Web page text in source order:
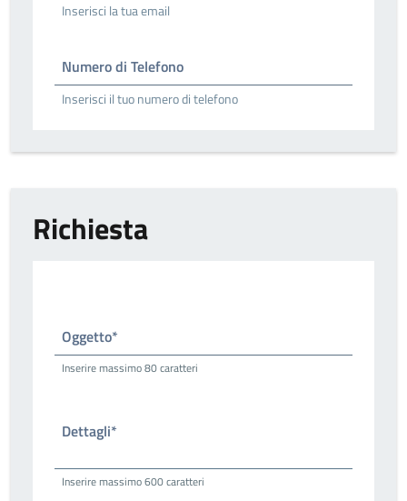
Inserisci la tua email
Numero di Telefono
Inserisci il tuo numero di telefono
Richiesta
Oggetto*
Inserire massimo 80 caratteri
Dettagli*
Inserire massimo 600 caratteri